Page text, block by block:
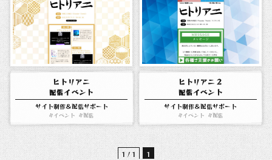
ヒトリアニ
配信イベント
サイト制作＆配信サポート
イベント 配信
ヒトリアニ２
配信イベント
サイト制作＆配信サポート
イベント 配信
1 / 1 1